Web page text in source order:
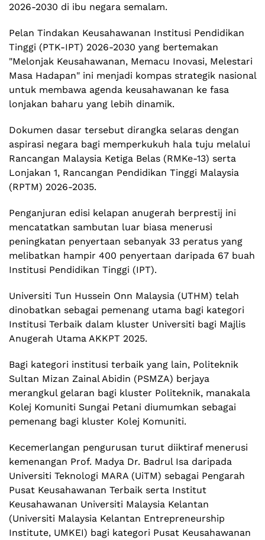
2026-2030 di ibu negara semalam.
Pelan Tindakan Keusahawanan Institusi Pendidikan
Tinggi (PTK-IPT) 2026-2030 yang bertemakan
"Melonjak Keusahawanan, Memacu Inovasi, Melestari
Masa Hadapan" ini menjadi kompas strategik nasional
untuk membawa agenda keusahawanan ke fasa
lonjakan baharu yang lebih dinamik.
Dokumen dasar tersebut dirangka selaras dengan
aspirasi negara bagi memperkukuh hala tuju melalui
Rancangan Malaysia Ketiga Belas (RMKe-13) serta
Lonjakan 1, Rancangan Pendidikan Tinggi Malaysia
(RPTM) 2026-2035.
Penganjuran edisi kelapan anugerah berprestij ini
mencatatkan sambutan luar biasa menerusi
peningkatan penyertaan sebanyak 33 peratus yang
melibatkan hampir 400 penyertaan daripada 67 buah
Institusi Pendidikan Tinggi (IPT).
Universiti Tun Hussein Onn Malaysia (UTHM) telah
dinobatkan sebagai pemenang utama bagi kategori
Institusi Terbaik dalam kluster Universiti bagi Majlis
Anugerah Utama AKKPT 2025.
Bagi kategori institusi terbaik yang lain, Politeknik
Sultan Mizan Zainal Abidin (PSMZA) berjaya
merangkul gelaran bagi kluster Politeknik, manakala
Kolej Komuniti Sungai Petani diumumkan sebagai
pemenang bagi kluster Kolej Komuniti.
Kecemerlangan pengurusan turut diiktiraf menerusi
kemenangan Prof. Madya Dr. Badrul Isa daripada
Universiti Teknologi MARA (UiTM) sebagai Pengarah
Pusat Keusahawanan Terbaik serta Institut
Keusahawanan Universiti Malaysia Kelantan
(Universiti Malaysia Kelantan Entrepreneurship
Institute, UMKEI) bagi kategori Pusat Keusahawanan